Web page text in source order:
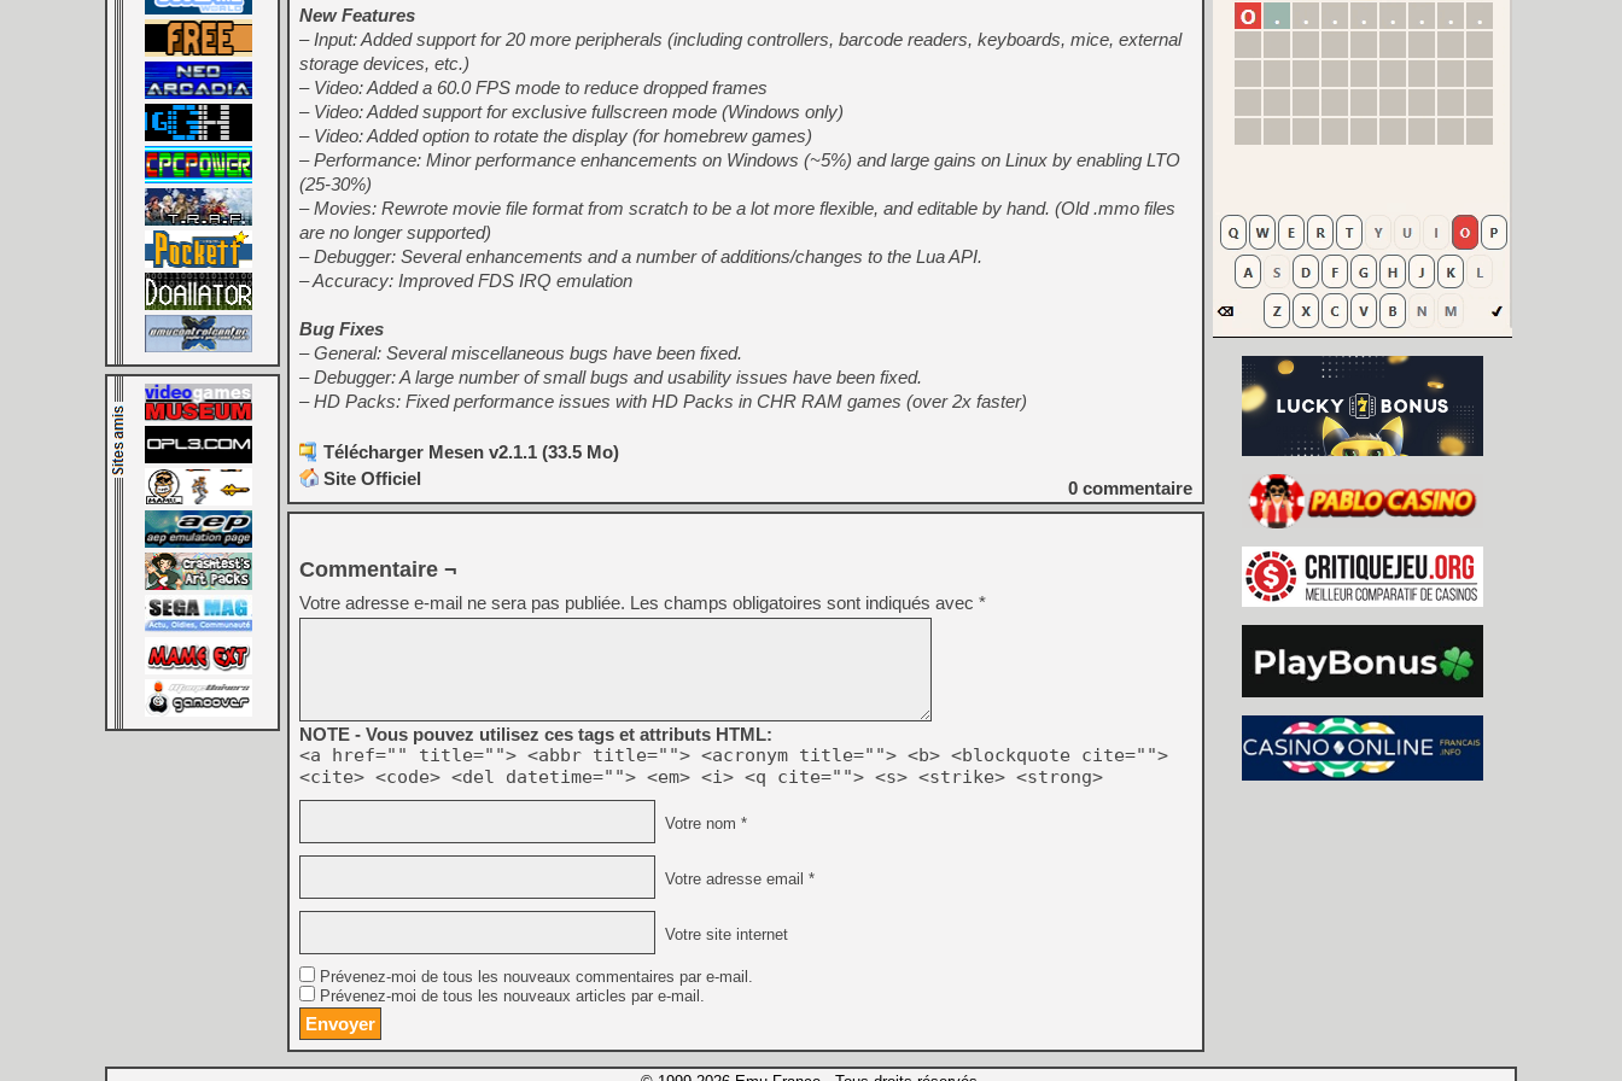
New Features
– Input: Added support for 20 more peripherals (including controllers, barcode readers, keyboards, mice, external
storage devices, etc.)
– Video: Added a 60.0 FPS mode to reduce dropped frames
– Video: Added support for exclusive fullscreen mode (Windows only)
– Video: Added option to rotate the display (for homebrew games)
– Performance: Minor performance enhancements on Windows (~5%) and large gains on Linux by enabling LTO
(25-30%)
– Movies: Rewrote movie file format from scratch to be a lot more flexible, and editable by hand. (Old .mmo files
are no longer supported)
– Debugger: Several enhancements and a number of additions/changes to the Lua API.
– Accuracy: Improved FDS IRQ emulation
Bug Fixes
– General: Several miscellaneous bugs have been fixed.
– Debugger: A large number of small bugs and usability issues have been fixed.
– HD Packs: Fixed performance issues with HD Packs in CHR RAM games (over 2x faster)
Télécharger Mesen v2.1.1 (33.5 Mo)
Site Officiel
0 commentaire
Commentaire ¬
Votre adresse e-mail ne sera pas publiée. Les champs obligatoires sont indiqués avec *
NOTE - Vous pouvez utilisez ces tags et attributs HTML:
<a href="" title=""> <abbr title=""> <acronym title=""> <b> <blockquote cite="">
<cite> <code> <del datetime=""> <em> <i> <q cite=""> <s> <strike> <strong>
Votre nom *
Votre adresse email *
Votre site internet
Prévenez-moi de tous les nouveaux commentaires par e-mail.
Prévenez-moi de tous les nouveaux articles par e-mail.